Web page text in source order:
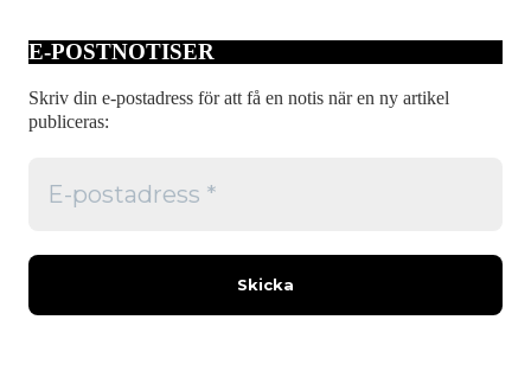
E-POSTNOTISER
Skriv din e-postadress för att få en notis när en ny artikel
publiceras: